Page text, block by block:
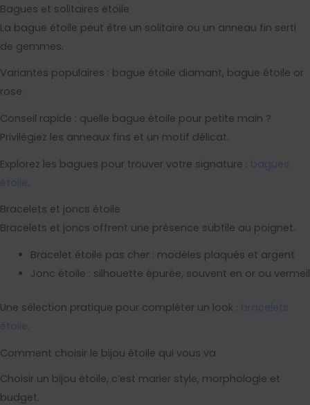
Bagues et solitaires étoile
La bague étoile peut être un solitaire ou un anneau fin serti
de gemmes.
Variantes populaires : bague étoile diamant, bague étoile or
rose.
Conseil rapide : quelle bague étoile pour petite main ?
Privilégiez les anneaux fins et un motif délicat.
Explorez les bagues pour trouver votre signature : bagues
étoile.
Bracelets et joncs étoile
Bracelets et joncs offrent une présence subtile au poignet.
Bracelet étoile pas cher : modèles plaqués et argent
Jonc étoile : silhouette épurée, souvent en or ou vermeil
Une sélection pratique pour compléter un look : bracelets
étoile.
Comment choisir le bijou étoile qui vous va
Choisir un bijou étoile, c’est marier style, morphologie et
budget.